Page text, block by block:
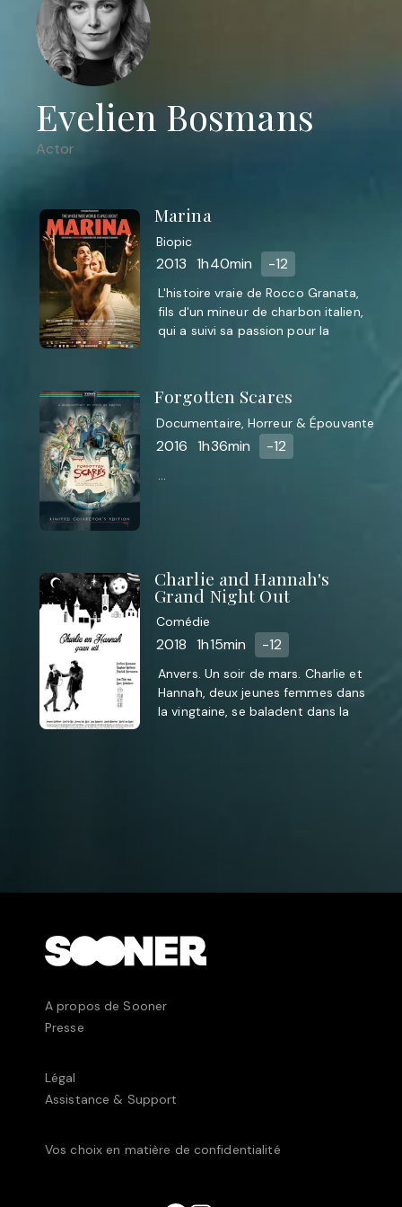
Evelien Bosmans
Actor
Marina
Biopic
2013 1h40min -12
L'histoire vraie de Rocco Granata,
fils d'un mineur de charbon italien,
qui a suivi sa passion pour la
Forgotten Scares
Documentaire, Horreur & Épouvante
2016 1h36min -12
Charlie and Hannah's
Grand Night Out
Comédie
2018 1h15min -12
Anvers. Un soir de mars. Charlie et
Hannah, deux jeunes femmes dans
la vingtaine, se baladent dans la
A propos de Sooner
Presse
Légal
Assistance & Support
Vos choix en matière de confidentialité